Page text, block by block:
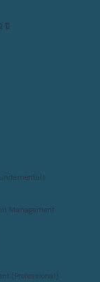
ปี
Management
(Professional)